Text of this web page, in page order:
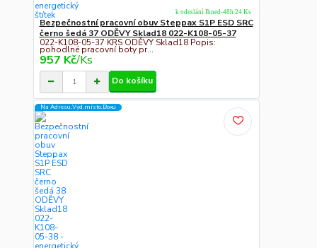
Bezpečnostní pracovní obuv Steppax S1P ESD SRC
černo šedá 37 ODĚVY Sklad18 022-K108-05-37
022-K108-05-37 KRS ODĚVY Sklad18 Popis:
pohodlné pracovní boty pr...
957 Kč/Ks
k odeslání Ihned-48h 24 Ks
Do košíku
Na Adresu,Výd.místo,Boxu